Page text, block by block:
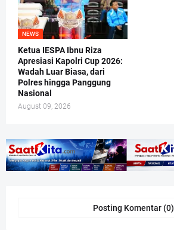
NEWS
Ketua IESPA Ibnu Riza
Apresiasi Kapolri Cup 2026:
Wadah Luar Biasa, dari
Polres hingga Panggung
Nasional
August 09, 2026
Posting Komentar (0)